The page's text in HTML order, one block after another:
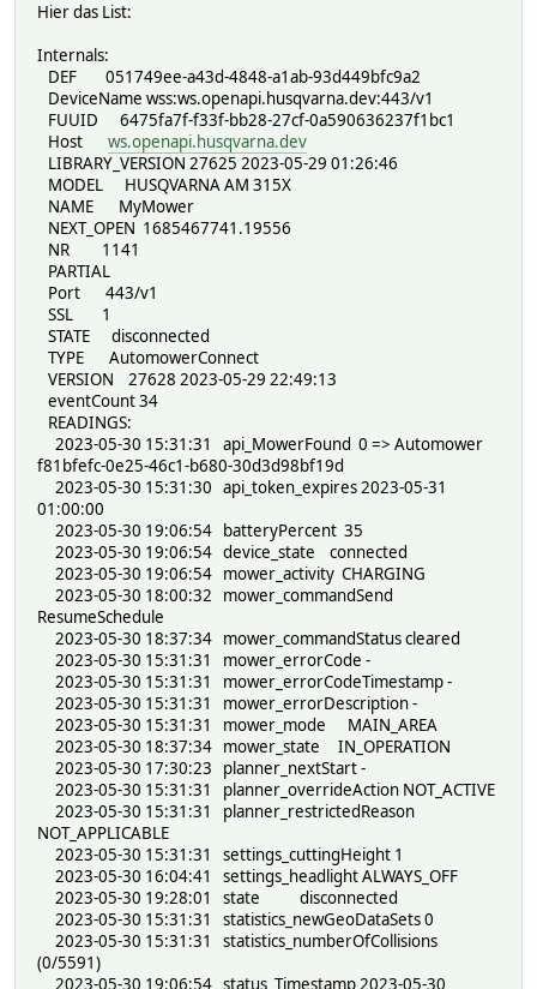
Hier das List:
Internals:
DEF 051749ee-a43d-4848-a1ab-93d449bfc9a2
DeviceName wss:ws.openapi.husqvarna.dev:443/v1
FUUID 6475fa7f-f33f-bb28-27cf-0a590636237f1bc1
Host ws.openapi.husqvarna.dev
LIBRARY_VERSION 27625 2023-05-29 01:26:46
MODEL HUSQVARNA AM 315X
NAME MyMower
NEXT_OPEN 1685467741.19556
NR 1141
PARTIAL
Port 443/v1
SSL 1
STATE disconnected
TYPE AutomowerConnect
VERSION 27628 2023-05-29 22:49:13
eventCount 34
READINGS:
2023-05-30 15:31:31 api_MowerFound 0 => Automower
f81bfefc-0e25-46c1-b680-30d3d98bf19d
2023-05-30 15:31:30 api_token_expires 2023-05-31
01:00:00
2023-05-30 19:06:54 batteryPercent 35
2023-05-30 19:06:54 device_state connected
2023-05-30 19:06:54 mower_activity CHARGING
2023-05-30 18:00:32 mower_commandSend
ResumeSchedule
2023-05-30 18:37:34 mower_commandStatus cleared
2023-05-30 15:31:31 mower_errorCode -
2023-05-30 15:31:31 mower_errorCodeTimestamp -
2023-05-30 15:31:31 mower_errorDescription -
2023-05-30 15:31:31 mower_mode MAIN_AREA
2023-05-30 18:37:34 mower_state IN_OPERATION
2023-05-30 17:30:23 planner_nextStart -
2023-05-30 15:31:31 planner_overrideAction NOT_ACTIVE
2023-05-30 15:31:31 planner_restrictedReason
NOT_APPLICABLE
2023-05-30 15:31:31 settings_cuttingHeight 1
2023-05-30 16:04:41 settings_headlight ALWAYS_OFF
2023-05-30 19:28:01 state disconnected
2023-05-30 15:31:31 statistics_newGeoDataSets 0
2023-05-30 15:31:31 statistics_numberOfCollisions
(0/5591)